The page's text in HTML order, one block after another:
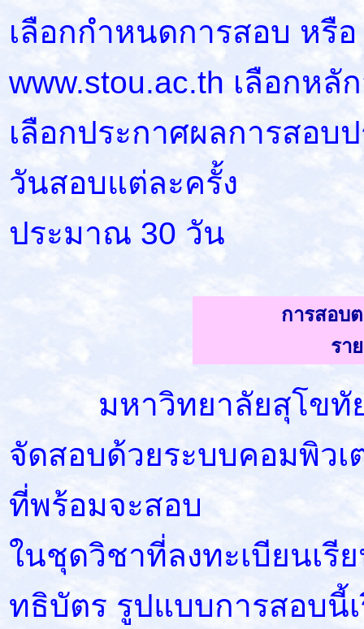
เลือกกำหนดการสอบ หรือ
www.stou.ac.th เลือกห
เลือกประกาศผลการสอ
วันสอบแต่ละครั้ง
ประมาณ 30 วัน
การสอบ
รา
มหาวิทยาลัยสุโขทัยธ
จัดสอบด้วยระบบคอมพิวเ
ที่พร้อมจะสอบ
ในชุดวิชาที่ลงทะเบียนเรี
ทธิบัตร รูปแบบการสอบนี้